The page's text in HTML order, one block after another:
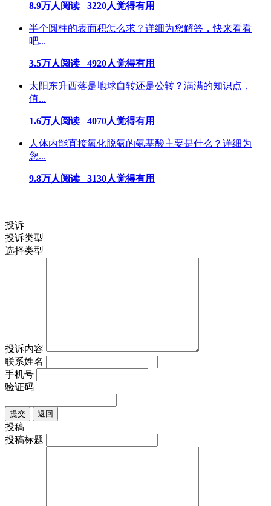
8.9万人阅读 3220人觉得有用
半个圆柱的表面积怎么求？详细为您解答，快来看看
吧...
3.5万人阅读 4920人觉得有用
太阳东升西落是地球自转还是公转？满满的知识点，
值...
1.6万人阅读 4070人觉得有用
人体内能直接氧化脱氨的氨基酸主要是什么？详细为
您...
9.8万人阅读 3130人觉得有用
投诉
投诉类型
选择类型
投诉内容
联系姓名
手机号
验证码
提交 返回
投稿
投稿标题